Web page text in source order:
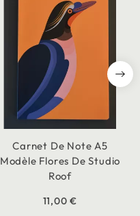
Carnet De Note A5
Modèle Flores De Studio
Roof
11,00 €